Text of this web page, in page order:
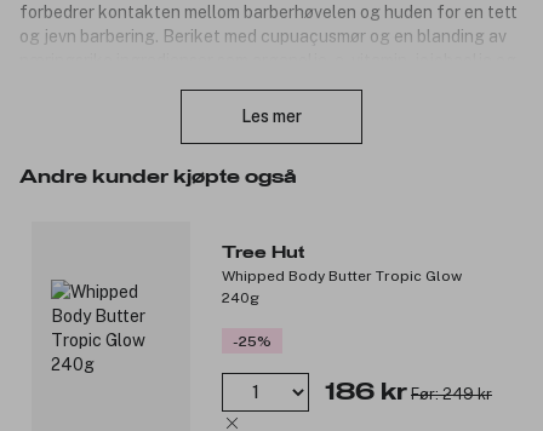
forbedrer kontakten mellom barberhøvelen og huden for en tett
og jevn barbering. Beriket med cupuaçusmør og en blanding av
er utsatt for barberingsutslett, inngrodde hårstrå eller
Les mer
Andre kunder kjøpte også
Tree Hut
Whipped Body Butter Tropic Glow
240g
-25%
186 kr Før: 249 kr